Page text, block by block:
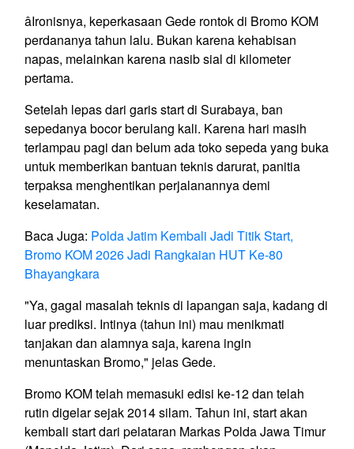
âIronisnya, keperkasaan Gede rontok di Bromo KOM
perdananya tahun lalu. Bukan karena kehabisan
napas, melainkan karena nasib sial di kilometer
pertama.
Setelah lepas dari garis start di Surabaya, ban
sepedanya bocor berulang kali. Karena hari masih
terlampau pagi dan belum ada toko sepeda yang buka
untuk memberikan bantuan teknis darurat, panitia
terpaksa menghentikan perjalanannya demi
keselamatan.
Baca Juga: Polda Jatim Kembali Jadi Titik Start,
Bromo KOM 2026 Jadi Rangkaian HUT Ke-80
Bhayangkara
"Ya, gagal masalah teknis di lapangan saja, kadang di
luar prediksi. Intinya (tahun ini) mau menikmati
tanjakan dan alamnya saja, karena ingin
menuntaskan Bromo," jelas Gede.
Bromo KOM telah memasuki edisi ke-12 dan telah
rutin digelar sejak 2014 silam. Tahun ini, start akan
kembali start dari pelataran Markas Polda Jawa Timur